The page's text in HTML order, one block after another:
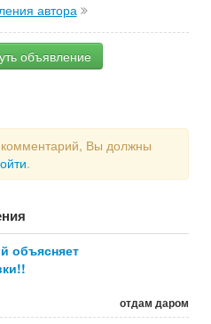
автора
объявление
комментарий, Вы должны
.
объясняет
отдам даром